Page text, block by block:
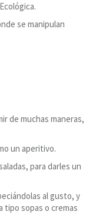
se manipulan
de muchas maneras,
un aperitivo.
para darles un
al gusto, y
tipo sopas o cremas